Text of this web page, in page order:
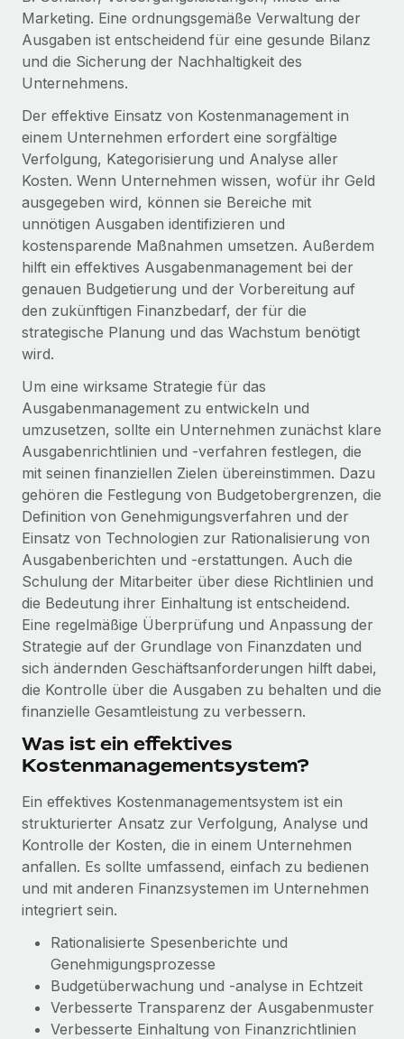
Globales Onboarding und Verwalten von
Freelancer:innen
PEO
Auslagern von komplexen HR-Aufgaben
INFRASTRUKTUR
Remote Embedded
Nahtlose Integration der HR in bestehende Abläufe
Plattform
Integrierte HR-Kernfunktionen für dein Team
Verknüpfen Neu
Verknüpfung beliebiger KI-Tools mit Remote über unser
MCP
Prozessoptimierung mit unverzichtbaren Business-
Tools
DIENSTLEISTUNGEN
Frag unsere Expert:innen
Hilfe von Expert:innen für globale HR & Compliance
Background-Checks
Einfacheres Bewerber:innen-Screening
Compliance Watchtower
Lückenlose Compliance
Geräteverwaltung
Globale Bereitstellung und Verfolgung von IT-
Geräten
Gründung von Niederlassungen
Schnelle, rechtssichere Gründung von
Niederlassungen
Mobilität und Relocation
Mühelose Relocation von Mitarbeiter:innen
Benefits
Mühelose Verwaltung von Benefits
WACHSTUMSPHASE
Startups
Unternehmen
Mittelstand
Maßgeschneiderte HR-Lösungen, um Teams zu
vergrößern
Enterprise
Globale HR für Konzerne und Großunternehmen
PARTNER WERDEN
Plattform
Partner werden
Entdecke die Möglichkeiten einer Partnerschaft
Remote Build Demnächst verfügbar
Beratung zu Integrationen und KI-Automatisierung
FALLSTUDIEN
So hat der KI-Vorreiter Weaviate sein Team mit
Remote um 120 % vergrößert
Weaviate auf einen Blick Weaviate entwickelt KI-basierte
Open-Source-Infrastrukturen. Das...
Mehr erfahren
Managements – die Erfolgsgeschichte einer
globalen Content-Agentur mit Remote
Auf einen Blick Erfahre mehr über die unglaubliche
Transformation einer weltweit erfolgreichen...
Mehr erfahren
Gesamtbeschäftigungskosten
Honorarzahlungen berechnen
Informationen zu möglichen Währungen und
LERNEN MIT REMOTE
Forschung und Leitfäden
Fallstudien
HR-Glossar
Checklisten und Vorlagen
Bibliothek für Stellenbeschreibungen
Events
Newsroom
Insights Center
Hol dir Unterstützung
Alle Ressourcen anzeigen
BLOG
Globale Payroll
EOR und PEO
Contractor Management
Steuern
Den Blog erkunden
BLOG
Neues zu Remote-Produkten: Integration mit
Gusto und Zero und Contractor Management
Plus
Auch im neuen Jahr wollen wir bei Remote Unternehmen
aller Größen dabei unterstützen, die beste...
Nederlands
Français
Deutsch
Español
Italiano
Português (Portugal)
日本語
한국어
中文（简体）
Anmelden
Marketing. Eine ordnungsgemäße Verwaltung der
Ausgaben ist entscheidend für eine gesunde Bilanz
und die Sicherung der Nachhaltigkeit des
Unternehmens.
Der effektive Einsatz von Kostenmanagement in
einem Unternehmen erfordert eine sorgfältige
Verfolgung, Kategorisierung und Analyse aller
Kosten. Wenn Unternehmen wissen, wofür ihr Geld
ausgegeben wird, können sie Bereiche mit
unnötigen Ausgaben identifizieren und
kostensparende Maßnahmen umsetzen. Außerdem
hilft ein effektives Ausgabenmanagement bei der
genauen Budgetierung und der Vorbereitung auf
den zukünftigen Finanzbedarf, der für die
strategische Planung und das Wachstum benötigt
wird.
Um eine wirksame Strategie für das
Ausgabenmanagement zu entwickeln und
umzusetzen, sollte ein Unternehmen zunächst klare
Ausgabenrichtlinien und -verfahren festlegen, die
mit seinen finanziellen Zielen übereinstimmen. Dazu
gehören die Festlegung von Budgetobergrenzen, die
Definition von Genehmigungsverfahren und der
Einsatz von Technologien zur Rationalisierung von
Ausgabenberichten und -erstattungen. Auch die
Schulung der Mitarbeiter über diese Richtlinien und
die Bedeutung ihrer Einhaltung ist entscheidend.
Eine regelmäßige Überprüfung und Anpassung der
Strategie auf der Grundlage von Finanzdaten und
sich ändernden Geschäftsanforderungen hilft dabei,
die Kontrolle über die Ausgaben zu behalten und die
finanzielle Gesamtleistung zu verbessern.
Was ist ein effektives
Kostenmanagementsystem?
Ein effektives Kostenmanagementsystem ist ein
strukturierter Ansatz zur Verfolgung, Analyse und
Kontrolle der Kosten, die in einem Unternehmen
anfallen. Es sollte umfassend, einfach zu bedienen
und mit anderen Finanzsystemen im Unternehmen
integriert sein.
Rationalisierte Spesenberichte und
Genehmigungsprozesse
Budgetüberwachung und -analyse in Echtzeit
Verbesserte Transparenz der Ausgabenmuster
Verbesserte Einhaltung von Finanzrichtlinien